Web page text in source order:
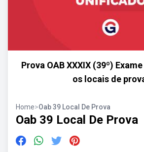
Prova OAB XXXIX (39º)
os locais de
Home>Oab 39 Local De Prova
Oab 39 Local De Prova